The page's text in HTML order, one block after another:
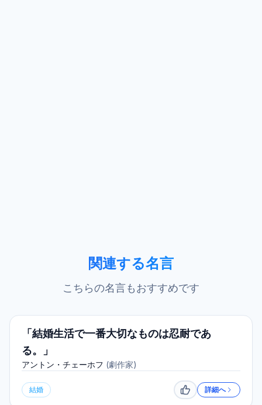
関連する名言
こちらの名言もおすすめです
「結婚生活で一番大切なものは忍耐であ
る。」
アントン・チェーホフ (劇作家)
結婚 いいね詳細へ